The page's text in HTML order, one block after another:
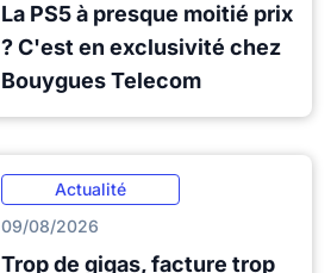
La PS5 à presque moitié prix
? C'est en exclusivité chez
Bouygues Telecom
Actualité
09/08/2026
Trop de gigas, facture trop